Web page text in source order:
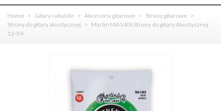
Home > Gitary i ukulele > Akcesoria gitarowe > Struny gitarowe >
Struny do gitary akustycznej > Martin MA140S Struny do gitary Akustycznej
12-54